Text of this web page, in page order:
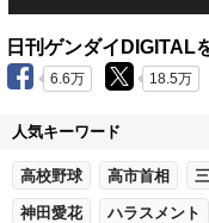
日刊ゲンダイDIGITAL
6.6万 18.5万
人気キーワード
高校野球 高市首相
神田愛花 ハラスメント